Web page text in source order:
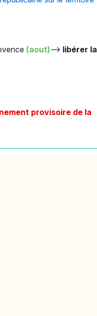
(aout)—> libérer la
provisoire de la